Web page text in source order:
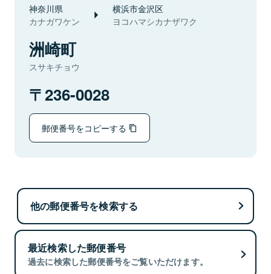
神奈川県
カナガワケン
横浜市金沢区
ヨコハマシカナザワク
洲崎町
スサキチョウ
236-0028
郵便番号をコピーする
他の郵便番号を検索する
最近検索した郵便番号
過去に検索した郵便番号をご覧いただけます。